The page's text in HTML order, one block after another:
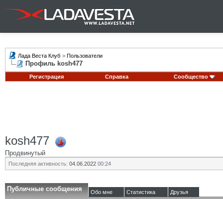
Лада Веста Клуб > Пользователи
Профиль kosh477
Регистрация Справка Сообщество
kosh477
Продвинутый
Последняя активность: 04.06.2022 00:24
Публичные сообщения Обо мне Статистика Друзья